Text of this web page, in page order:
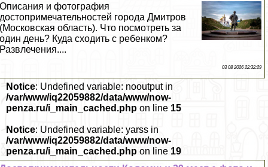
Описания и фотография
достопримечательностей города Дмитров
(Московская область). Что посмотреть за
один день? Куда сходить с ребенком?
Развлечения....
03 08 2026 22:32:29
Notice: Undefined variable: nooutput in
/var/www/iq22059882/data/www/now-
penza.ru/i_main_cached.php on line 15
Notice: Undefined variable: yarss in
/var/www/iq22059882/data/www/now-
penza.ru/i_main_cached.php on line 19